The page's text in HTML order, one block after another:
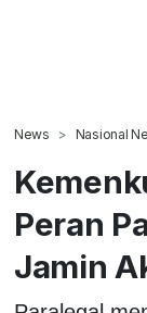
News Nasional
Peran
Jamin